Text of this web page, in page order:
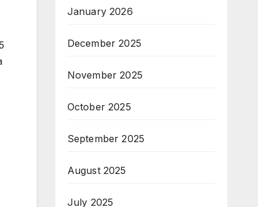
January 2026
December 2025
November 2025
October 2025
September 2025
August 2025
July 2025